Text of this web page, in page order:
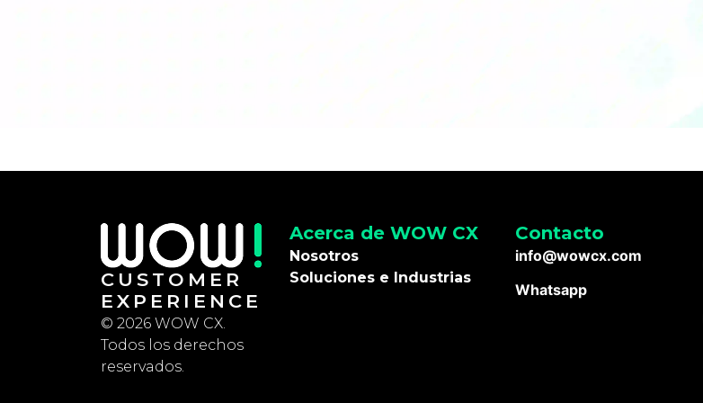
CUSTOMER
EXPERIENCE
© 2026 WOW CX.
Todos los derechos
reservados.
Acerca de WOW CX
Nosotros
Soluciones e Industrias
Contacto
info@wowcx.com
Whatsapp